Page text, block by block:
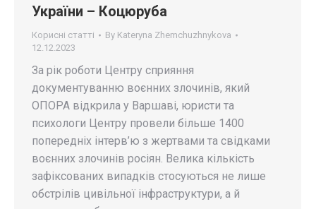
України – Коцюруба
Корисні статті By Kateryna Zhemchuzhnykova
12.12.2023
За рік роботи Центру сприяння
документуванню воєнних злочинів, який
ОПОРА відкрила у Варшаві, юристи та
психологи Центру провели більше 1400
попередніх інтерв’ю з жертвами та свідками
воєнних злочинів росіян. Велика кількість
зафіксованих випадків стосуються не лише
обстрілів цивільної інфраструктури, а й